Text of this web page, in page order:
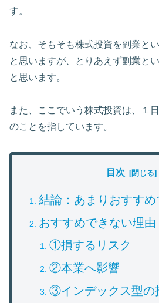
す。
なお、そもそも株式投資を副業と
と思いますが、とりあえず副業と
と思います。
また、ここでいう株式投資は、１
のことを指しています。
目次
結論：あまりおすすめ
おすすめできない理由
①損するリスク
②本業へ影響
③インデックス型の